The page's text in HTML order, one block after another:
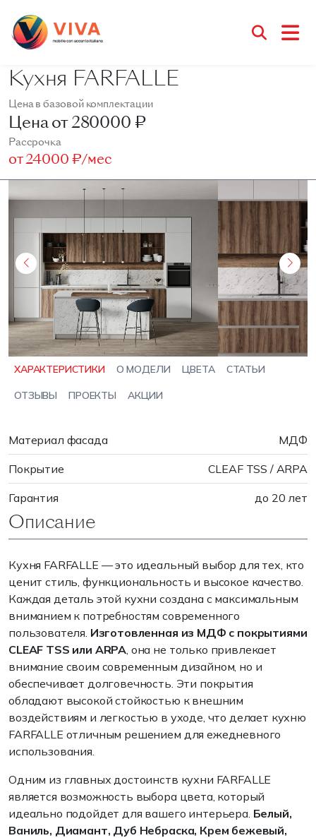
Кухня FARFALLE
Цена в базовой комплектации
Цена от280000 ₽
Рассрочка
от24000 ₽/мес
ХАРАКТЕРИСТИКИ О МОДЕЛИ ЦВЕТА СТАТЬИ
ОТЗЫВЫ ПРОЕКТЫ АКЦИИ
Материал фасада МДФ
Покрытие CLEAF TSS / ARPA
Гарантия до 20 лет
Описание
Кухня FARFALLE — это идеальный выбор для тех, кто
ценит стиль, функциональность и высокое качество.
Каждая деталь этой кухни создана с максимальным
вниманием к потребностям современного
пользователя. Изготовленная из МДФ с покрытиями
CLEAF TSS или ARPA, она не только привлекает
внимание своим современным дизайном, но и
обеспечивает долговечность. Эти покрытия
обладают высокой стойкостью к внешним
воздействиям и легкостью в уходе, что делает кухню
FARFALLE отличным решением для ежедневного
использования.
Одним из главных достоинств кухни FARFALLE
является возможность выбора цвета, который
идеально подойдет для вашего интерьера. Белый,
Ваниль, Диамант, Дуб Небраска, Крем бежевый,